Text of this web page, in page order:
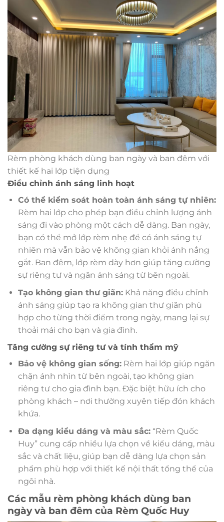
Rèm phòng khách dùng ban ngày và ban đêm với
thiết kế hai lớp tiện dụng
Điều chỉnh ánh sáng linh hoạt
Có thể kiểm soát hoàn toàn ánh sáng tự nhiên:
Rèm hai lớp cho phép bạn điều chỉnh lượng ánh
sáng đi vào phòng một cách dễ dàng. Ban ngày,
bạn có thể mở lớp rèm nhẹ để có ánh sáng tự
nhiên mà vẫn bảo vệ không gian khỏi ánh nắng
gắt. Ban đêm, lớp rèm dày hơn giúp tăng cường
sự riêng tư và ngăn ánh sáng từ bên ngoài.
Tạo không gian thư giãn:Khả năng điều chỉnh
ánh sáng giúp tạo ra không gian thư giãn phù
hợp cho từng thời điểm trong ngày, mang lại sự
thoải mái cho bạn và gia đình.
Tăng cường sự riêng tư và tính thẩm mỹ
Bảo vệ không gian sống:Rèm hai lớp giúp ngăn
chặn ánh nhìn từ bên ngoài, tạo không gian
riêng tư cho gia đình bạn. Đặc biệt hữu ích cho
phòng khách – nơi thường xuyên tiếp đón khách
khứa.
Đa dạng kiểu dáng và màu sắc:“Rèm Quốc
Huy” cung cấp nhiều lựa chọn về kiểu dáng, màu
sắc và chất liệu, giúp bạn dễ dàng lựa chọn sản
phẩm phù hợp với thiết kế nội thất tổng thể của
ngôi nhà.
Các mẫu rèm phòng khách dùng ban
ngày và ban đêm của Rèm Quốc Huy